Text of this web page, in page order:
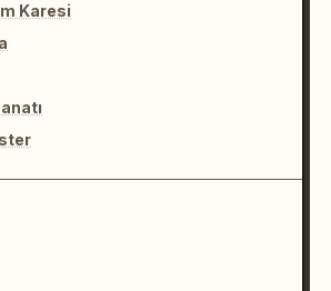
Karesi